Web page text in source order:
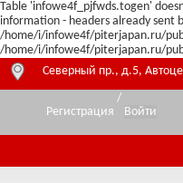
Table 'infowe4f_pjfwds.togen'
information - headers already sent
/home/i/infowe4f/piterjapan.ru/
/home/i/infowe4f/piterjapan.ru/
Северный пр., д.5,
Регистрация
/
Войти